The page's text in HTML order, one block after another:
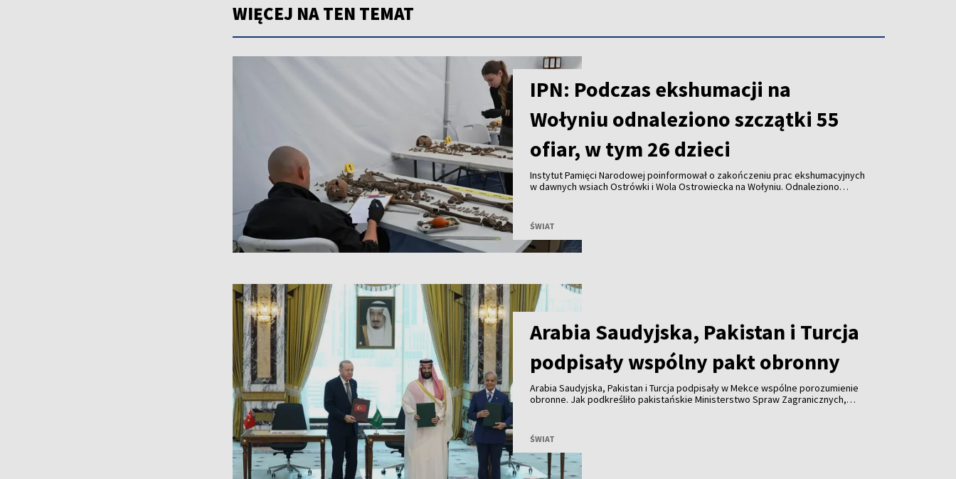
WIĘCEJ NA TEN TEMAT
IPN: Podczas ekshumacji na
Wołyniu odnaleziono szczątki 55
ofiar, w tym 26 dzieci
Instytut Pamięci Narodowej poinformował o zakończeniu prac ekshumacyjnych
w dawnych wsiach Ostrówki i Wola Ostrowiecka na Wołyniu. Odnaleziono
ŚWIAT
Arabia Saudyjska, Pakistan i Turcja
podpisały wspólny pakt obronny
Arabia Saudyjska, Pakistan i Turcja podpisały w Mekce wspólne porozumienie
obronne. Jak podkreśliło pakistańskie Ministerstwo Spraw Zagranicznych,
ŚWIAT